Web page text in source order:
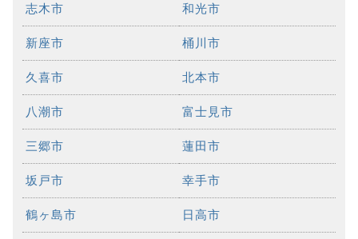
志木市 和光市
新座市 桶川市
久喜市 北本市
八潮市 富士見市
三郷市 蓮田市
坂戸市 幸手市
鶴ヶ島市 日高市